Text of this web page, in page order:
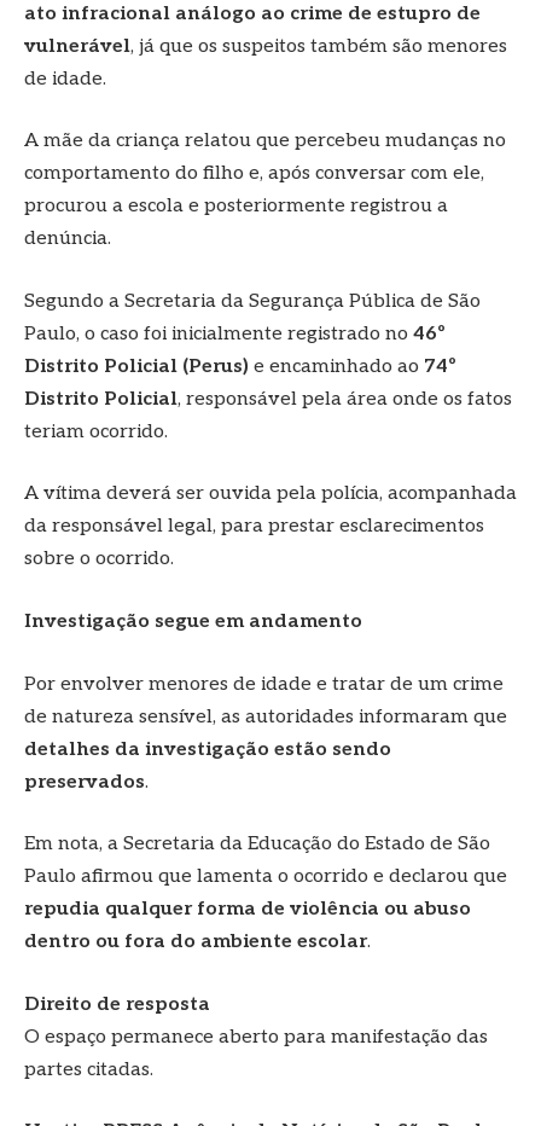
ato infracional análogo ao crime de estupro de
vulnerável, já que os suspeitos também são menores
de idade.
A mãe da criança relatou que percebeu mudanças no
comportamento do filho e, após conversar com ele,
procurou a escola e posteriormente registrou a
denúncia.
Segundo a Secretaria da Segurança Pública de São
Paulo, o caso foi inicialmente registrado no 46º
Distrito Policial (Perus) e encaminhado ao 74º
Distrito Policial, responsável pela área onde os fatos
teriam ocorrido.
A vítima deverá ser ouvida pela polícia, acompanhada
da responsável legal, para prestar esclarecimentos
sobre o ocorrido.
Investigação segue em andamento
Por envolver menores de idade e tratar de um crime
de natureza sensível, as autoridades informaram que
detalhes da investigação estão sendo
preservados.
Em nota, a Secretaria da Educação do Estado de São
Paulo afirmou que lamenta o ocorrido e declarou que
repudia qualquer forma de violência ou abuso
dentro ou fora do ambiente escolar.
Direito de resposta
O espaço permanece aberto para manifestação das
partes citadas.